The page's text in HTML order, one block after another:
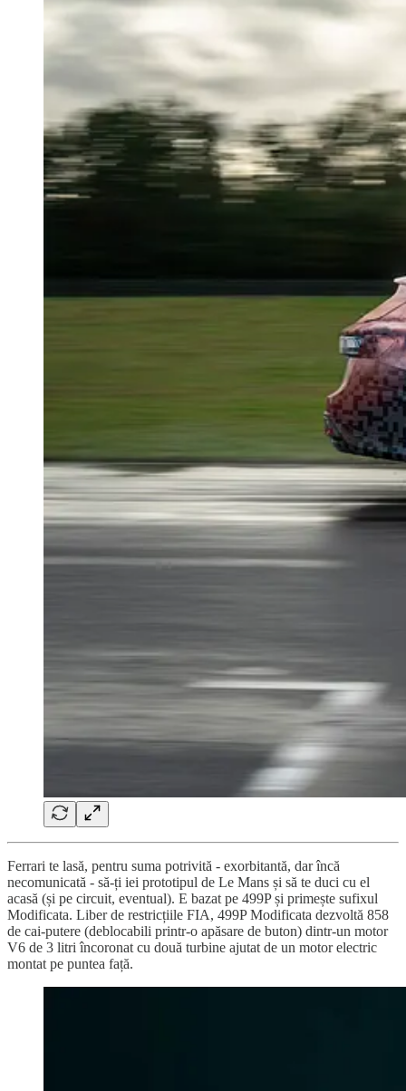
Ferrari te lasă, pentru suma potrivită - exorbitantă, dar încă
necomunicată - să-ți iei prototipul de Le Mans și să te duci cu el
acasă (și pe circuit, eventual). E bazat pe 499P și primește sufixul
Modificata. Liber de restricțiile FIA, 499P Modificata dezvoltă 858
de cai-putere (deblocabili printr-o apăsare de buton) dintr-un motor
V6 de 3 litri încoronat cu două turbine ajutat de un motor electric
montat pe puntea față.